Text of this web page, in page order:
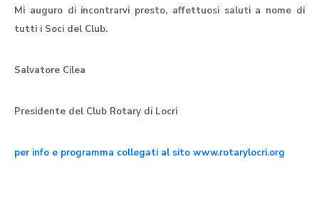
Mi auguro di incontrarvi presto, affettuosi saluti a nome di
tutti i Soci del Club.
Salvatore Cilea
Presidente del Club Rotary di Locri
per info e programma collegati al sito www.rotarylocri.org